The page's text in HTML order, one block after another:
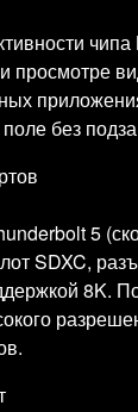
чипа
просмотре
без
5
SDXC,
8K.